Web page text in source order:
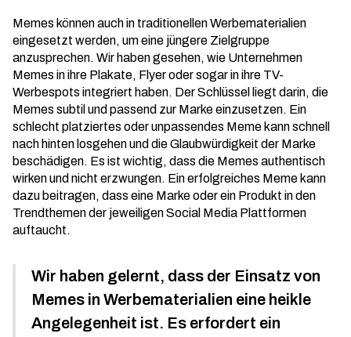
Memes können auch in traditionellen Werbematerialien
eingesetzt werden, um eine jüngere Zielgruppe
anzusprechen. Wir haben gesehen, wie Unternehmen
Memes in ihre Plakate, Flyer oder sogar in ihre TV-
Werbespots integriert haben. Der Schlüssel liegt darin, die
Memes subtil und passend zur Marke einzusetzen. Ein
schlecht platziertes oder unpassendes Meme kann schnell
nach hinten losgehen und die Glaubwürdigkeit der Marke
beschädigen. Es ist wichtig, dass die Memes authentisch
wirken und nicht erzwungen. Einerfolgreiches Meme kann
dazu beitragen, dass eine Marke oder ein Produkt in den
Trendthemen der jeweiligen Social Media Plattformen
auftaucht.
Wir haben gelernt, dass der Einsatz von
Memes in Werbematerialien eine heikle
Angelegenheit ist. Es erfordert ein